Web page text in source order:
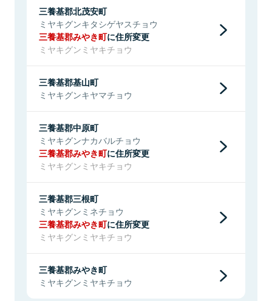
三養基郡北茂安町
ミヤキグンキタシゲヤスチョウ
三養基郡みやき町に住所変更
ミヤキグンミヤキチョウ
三養基郡基山町
ミヤキグンキヤマチョウ
三養基郡中原町
ミヤキグンナカバルチョウ
三養基郡みやき町に住所変更
ミヤキグンミヤキチョウ
三養基郡三根町
ミヤキグンミネチョウ
三養基郡みやき町に住所変更
ミヤキグンミヤキチョウ
三養基郡みやき町
ミヤキグンミヤキチョウ